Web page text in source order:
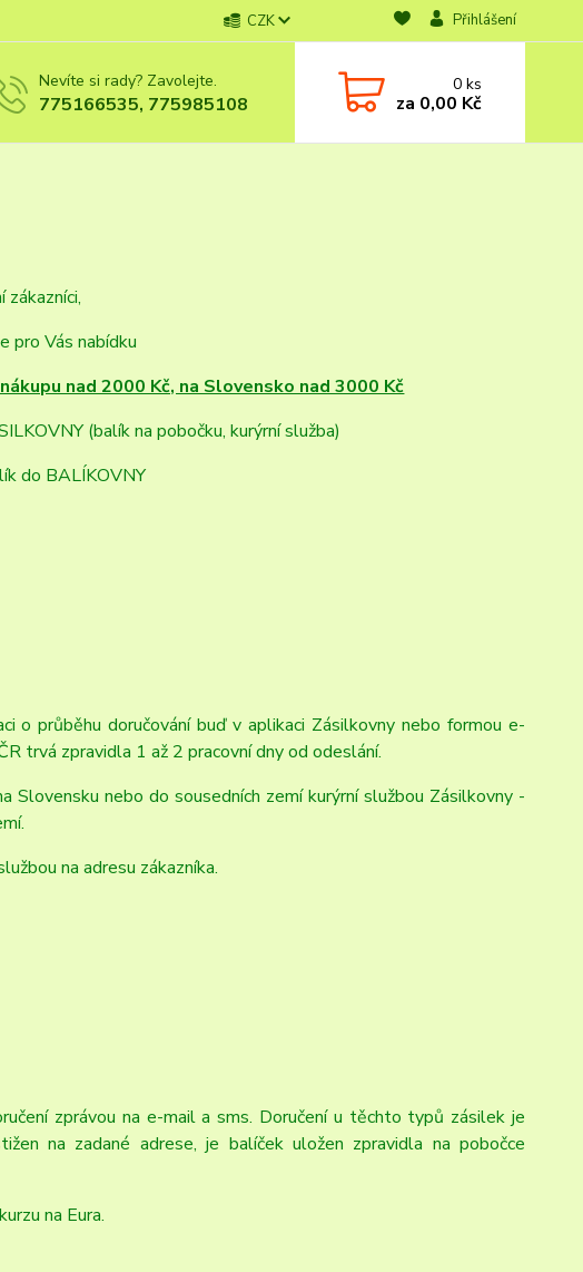
CZK Přihlášení
Nevíte si rady? Zavolejte.
775166535, 775985108
0ks
za 0,00 Kč
zákazníci,
pro Vás nabídku
nad 2000 Kč, na Slovensko nad 3000 Kč
(balík na pobočku, kurýrní služba)
do BALÍKOVNY
o průběhu doručování buď v aplikaci Zásilkovny nebo formou e-
trvá zpravidla 1 až 2 pracovní dny od odeslání.
nebo do sousedních zemí kurýrní službou Zásilkovny -
na adresu zákazníka.
zprávou na e-mail a sms. Doručení u těchto typů zásilek je
na zadané adrese, je balíček uložen zpravidla na pobočce
na Eura.